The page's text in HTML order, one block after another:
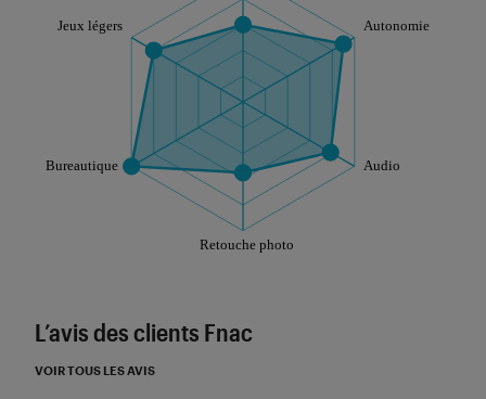
L’avis des clients Fnac
VOIR TOUS LES AVIS